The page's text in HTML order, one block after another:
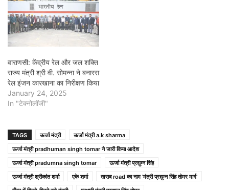
वाराणसी: केंद्रीय रेल और जल शक्ति
राज्य मंत्री श्री वी. सोमन्ना ने बनारस
रेल इंजन कारखाना का निरीक्षण किया
January 24, 2025
In "टेक्नोलॉजी"
TAGS ऊर्जा मंत्री
ऊर्जा मंत्री a.k sharma
ऊर्जा मंत्री pradhuman singh tomar ने जारी किया आदेश
ऊर्जा मंत्री pradumna singh tomar
ऊर्जा मंत्री प्रद्युम्न सिंह
ऊर्जा मंत्री श्रीकांत शर्मा
एके शर्मा
खराब road का नाम 'मंत्री प्रद्युम्न सिंह तोमर मार्ग'